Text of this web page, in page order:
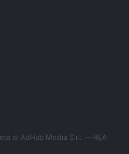
di AdHub Media S.r.l. — REA